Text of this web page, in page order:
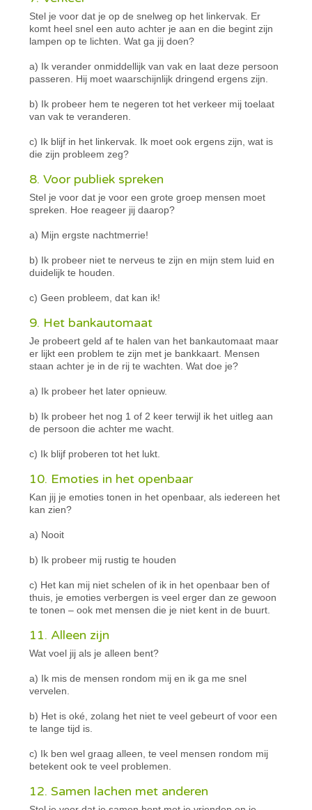
Stel je voor dat je op de snelweg op het linkervak. Er
komt heel snel een auto achter je aan en die begint zijn
lampen op te lichten. Wat ga jij doen?
a) Ik verander onmiddellijk van vak en laat deze persoon
passeren. Hij moet waarschijnlijk dringend ergens zijn.
b) Ik probeer hem te negeren tot het verkeer mij toelaat
van vak te veranderen.
c) Ik blijf in het linkervak. Ik moet ook ergens zijn, wat is
die zijn probleem zeg?
8. Voor publiek spreken
Stel je voor dat je voor een grote groep mensen moet
spreken. Hoe reageer jij daarop?
a) Mijn ergste nachtmerrie!
b) Ik probeer niet te nerveus te zijn en mijn stem luid en
duidelijk te houden.
c) Geen probleem, dat kan ik!
9. Het bankautomaat
Je probeert geld af te halen van het bankautomaat maar
er lijkt een problem te zijn met je bankkaart. Mensen
staan achter je in de rij te wachten. Wat doe je?
a) Ik probeer het later opnieuw.
b) Ik probeer het nog 1 of 2 keer terwijl ik het uitleg aan
de persoon die achter me wacht.
c) Ik blijf proberen tot het lukt.
10. Emoties in het openbaar
Kan jij je emoties tonen in het openbaar, als iedereen het
kan zien?
a) Nooit
b) Ik probeer mij rustig te houden
c) Het kan mij niet schelen of ik in het openbaar ben of
thuis, je emoties verbergen is veel erger dan ze gewoon
te tonen – ook met mensen die je niet kent in de buurt.
11. Alleen zijn
Wat voel jij als je alleen bent?
a) Ik mis de mensen rondom mij en ik ga me snel
vervelen.
b) Het is oké, zolang het niet te veel gebeurt of voor een
te lange tijd is.
c) Ik ben wel graag alleen, te veel mensen rondom mij
betekent ook te veel problemen.
12. Samen lachen met anderen